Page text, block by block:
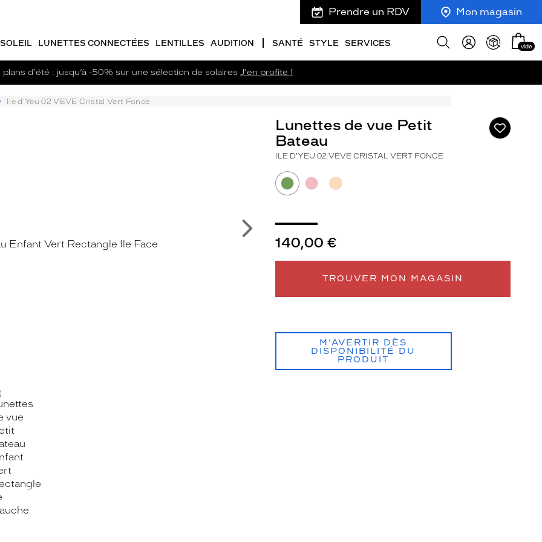
Prendre un RDV Mon magasin
LUNETTES CONNECTÉES LENTILLES AUDITION SANTÉ STYLE SERVICES
Afficher
Mon
panier
vide
plans d'été : jusqu’à -50% sur une sélection de solaires J'en profite !
Ile d'Yeu 02 VEVE Cristal Vert Fonce
Ajouter
à
Suivant
Lunettes de vue Petit
Bateau
ILE D'YEU 02 VEVE CRISTAL VERT FONCE
140,00 €
TROUVER MON MAGASIN
M’AVERTIR DÈS
DISPONIBILITÉ DU
PRODUIT